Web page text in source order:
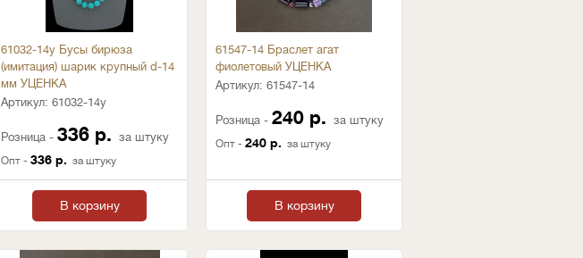
61032-14у Бусы бирюза
(имитация) шарик крупный d-14
мм УЦЕНКА
Артикул: 61032-14у
Розница - 336 р. за штуку
Опт - 336 р. за штуку
В корзину
61547-14 Браслет агат
фиолетовый УЦЕНКА
Артикул: 61547-14
Розница - 240 р. за штуку
Опт - 240 р. за штуку
В корзину